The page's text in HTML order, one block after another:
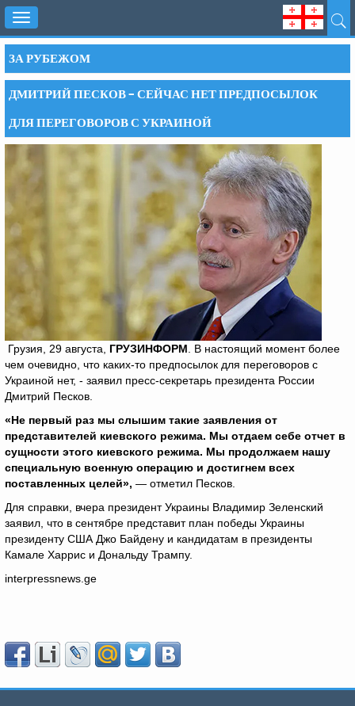
Toggle
navigation
ЗА РУБЕЖОМ
ДМИТРИЙ ПЕСКОВ – СЕЙЧАС НЕТ ПРЕДПОСЫЛОК
ДЛЯ ПЕРЕГОВОРОВ С УКРАИНОЙ
Грузия, 29 августа, ГРУЗИНФОРМ . В настоящий момент более
чем очевидно, что каких-то предпосылок для переговоров с
Украиной нет, - заявил пресс-секретарь президента России
Дмитрий Песков.
«Не первый раз мы слышим такие заявления от
представителей киевского режима. Мы отдаем себе отчет в
сущности этого киевского режима. Мы продолжаем нашу
специальную военную операцию и достигнем всех
поставленных целей», — отметил Песков.
Для справки, вчера президент Украины Владимир Зеленский
заявил, что в сентябре представит план победы Украины
президенту США Джо Байдену и кандидатам в президенты
Камале Харрис и Дональду Трампу.
interpressnews.ge